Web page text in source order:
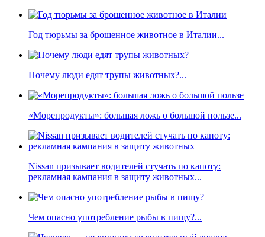
Год тюрьмы за брошенное животное в Италии...
Почему люди едят трупы животных?...
«Морепродукты»: большая ложь о большой пользе...
Nissan призывает водителей стучать по капоту:
рекламная кампания в защиту животных...
Чем опасно употребление рыбы в пищу?...